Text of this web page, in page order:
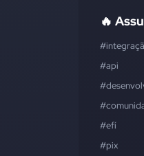
🔥
#api
#efí
#pix